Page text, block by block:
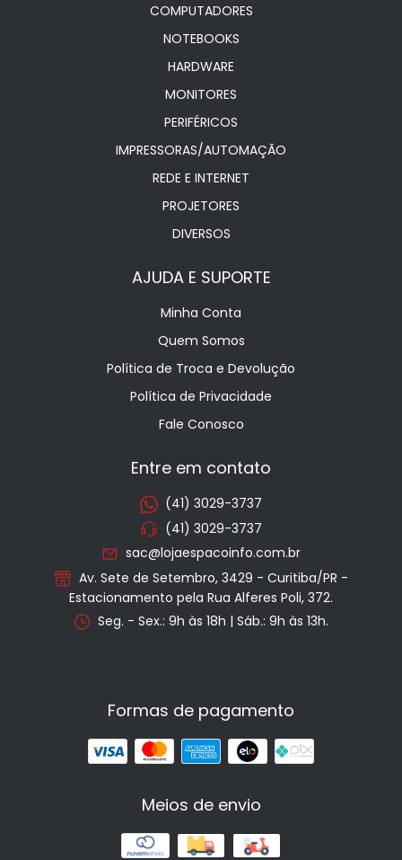
COMPUTADORES
NOTEBOOKS
HARDWARE
MONITORES
PERIFÉRICOS
IMPRESSORAS/AUTOMAÇÃO
REDE E INTERNET
PROJETORES
DIVERSOS
AJUDA E SUPORTE
Minha Conta
Quem Somos
Política de Troca e Devolução
Política de Privacidade
Fale Conosco
Entre em contato
(41) 3029-3737
(41) 3029-3737
sac@lojaespacoinfo.com.br
Av. Sete de Setembro, 3429 - Curitiba/PR -
Estacionamento pela Rua Alferes Poli, 372.
Seg. - Sex.: 9h às 18h | Sáb.: 9h às 13h.
Formas de pagamento
Meios de envio